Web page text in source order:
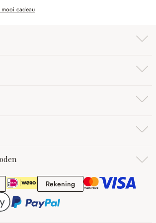
cadeau
RekeningRekening